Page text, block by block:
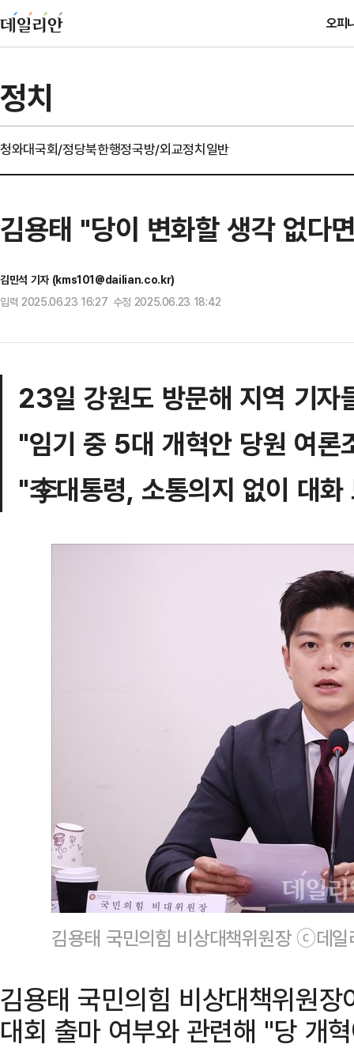
오피
정치
청와대국회/정당북한행정국방/외교정치일반
김용태 "당이 변화할 생각 없다
김민석 기자 (kms101@dailian.co.kr)
입력 2025.06.23 16:27 수정 2025.06.23 18:42
23일 강원도 방문해 지역 기자
"임기 중 5대 개혁안 당원 여론
"李대통령, 소통의지 없이 대화
김용태 국민의힘 비상대책위원장 ⓒ데일
김용태 국민의힘 비상대책위원
대회 출마 여부와 관련해 "당 개